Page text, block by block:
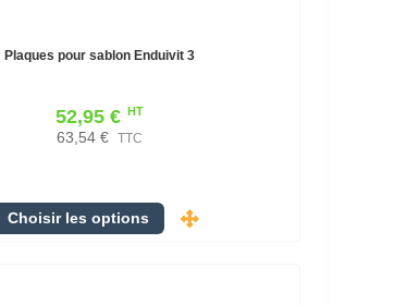
Plaques pour sablon Enduivit 3
52,95 € HT
63,54 € TTC
Choisir les options